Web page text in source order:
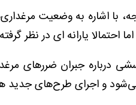
با اشاره به وضعیت
یارانه‌ ای در نظر
درباره جبران ضررهای
و اجرای طرح‌های جدید